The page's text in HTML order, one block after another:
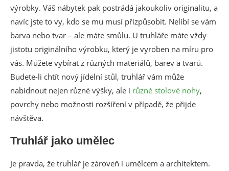
výrobky. Váš nábytek pak postrádá jakoukoliv originalitu, a
navíc jste to vy, kdo se mu musí přizpůsobit. Nelíbí se vám
barva nebo tvar – ale máte smůlu. U truhláře máte vždy
jistotu originálního výrobku, který je vyroben na míru pro
vás. Můžete vybírat z různých materiálů, barev a tvarů.
Budete-li chtít nový jídelní stůl, truhlář vám může
nabídnout nejen různé výšky, ale i různé stolové nohy,
povrchy nebo možnosti rozšíření v případě, že přijde
návštěva.
Truhlář jako umělec
Je pravda, že truhlář je zároveň i umělcem a architektem.